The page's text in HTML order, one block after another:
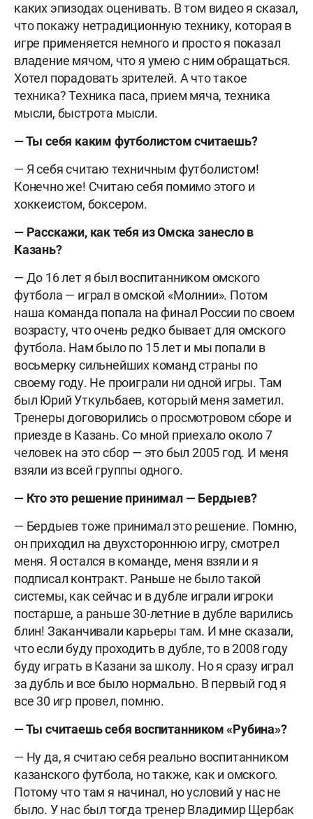
каких эпизодах оценивать. В том видео я сказал,
что покажу нетрадиционную технику, которая в
игре применяется немного и просто я показал
владение мячом, что я умею с ним обращаться.
Хотел порадовать зрителей. А что такое
техника? Техника паса, прием мяча, техника
мысли, быстрота мысли.
— Ты себя каким футболистом считаешь?
— Я себя считаю техничным футболистом!
Конечно же! Считаю себя помимо этого и
хоккеистом, боксером.
— Расскажи, как тебя из Омска занесло в
Казань?
— До 16 лет я был воспитанником омского
футбола — играл в омской «Молнии». Потом
наша команда попала на финал России по своем
возрасту, что очень редко бывает для омского
футбола. Нам было по 15 лет и мы попали в
восьмерку сильнейших команд страны по
своему году. Не проиграли ни одной игры. Там
был Юрий Уткульбаев, который меня заметил.
Тренеры договорились о просмотровом сборе и
приезде в Казань. Со мной приехало около 7
человек на это сбор — это был 2005 год. И меня
взяли из всей группы одного.
— Кто это решение принимал — Бердыев?
— Бердыев тоже принимал это решение. Помню,
он приходил на двухстороннюю игру, смотрел
меня. Я остался в команде, меня взяли и я
подписал контракт. Раньше не было такой
системы, как сейчас и в дубле играли игроки
постарше, а раньше 30-летние в дубле варились
блин! Заканчивали карьеры там. И мне сказали,
что если буду проходить в дубле, то в 2008 году
буду играть в Казани за школу. Но я сразу играл
за дубль и все было нормально. В первый год я
все 30 игр провел, помню.
— Ты считаешь себя воспитанником «Рубина»?
— Ну да, я считаю себя реально воспитанником
казанского футбола, но также, как и омского.
Потому что там я начинал, но условий у нас не
было. У нас был тогда тренер Владимир Щербак